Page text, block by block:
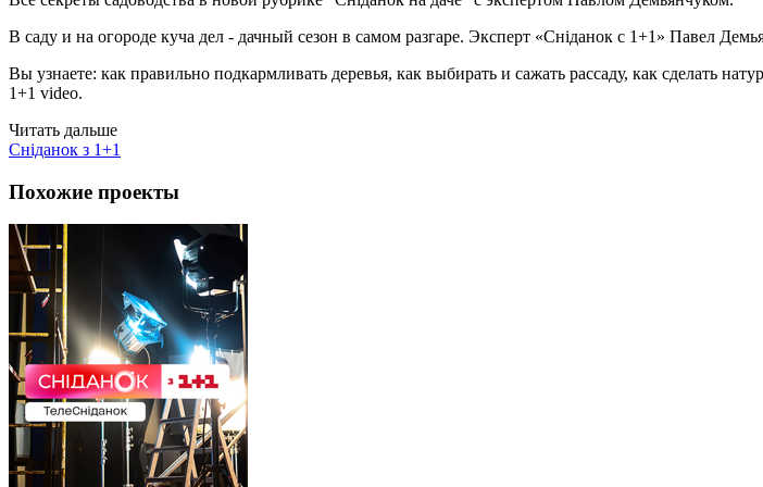
В саду и на огороде куча дел - дачный сезон в самом разгаре. Эксперт «Сніданок с 1+1» Павел
Вы узнаете: как правильно подкармливать деревья, как выбирать и сажать рассаду, как сделать
1+1 video.
Читать дальше
Сніданок з 1+1
Похожие проекты